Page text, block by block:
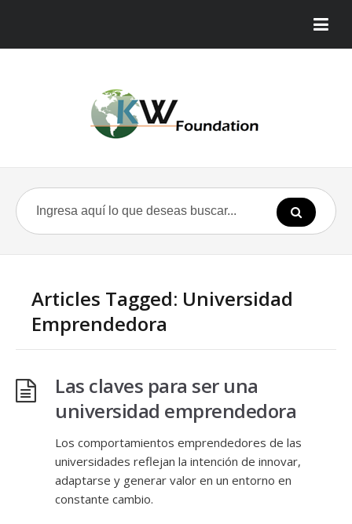
Articles Tagged: Universidad
Emprendedora
Las claves para ser una
universidad emprendedora
Los comportamientos emprendedores de las
universidades reflejan la intención de innovar,
adaptarse y generar valor en un entorno en
constante cambio.